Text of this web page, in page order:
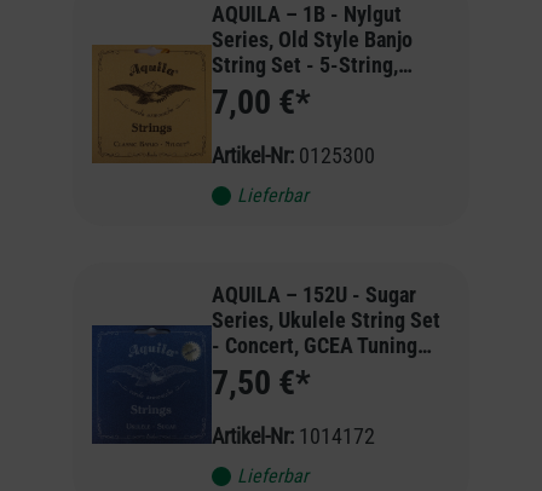
AQUILA – 1B - Nylgut
Series, Old Style Banjo
String Set - 5-String,
DBGDG Tuning, Medium
Tension (4th String
7,00 €*
Artikel-Nr: 0125300
Lieferbar
AQUILA – 152U - Sugar
Series, Ukulele String Set
- Concert, GCEA Tuning
(High-G)
7,50 €*
Artikel-Nr: 1014172
Lieferbar